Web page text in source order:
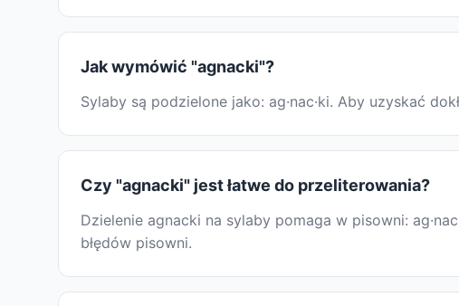
Jak wymówić "agnacki"?
Sylaby są podzielone jako: ag·nac·ki. Aby uzyskać
Czy "agnacki" jest łatwe do przeliterowania?
Dzielenie agnacki na sylaby pomaga w pisowni:
błędów pisowni.